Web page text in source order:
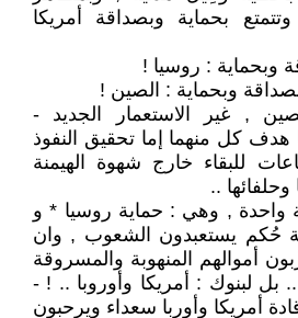
بحماية وبصداقة أمريكا
وبحماية : روسيا !
وبحماية : الصين !
, غير الاستعمار الجديد -
هدف كل منهما إما تحقيق النفوذ
للبقاء خارج شهوة الهيمنة
وحلفائها ..
واحدة , وهي : حماية روسيا * و
حُكم يستعبدون الشعوب , وان
أموالهم المنهوبة والمسروقة
بل لبنوك : أمريكا وأوروبا .. ! -
أمريكا وأوربا سعداء ويرحبون